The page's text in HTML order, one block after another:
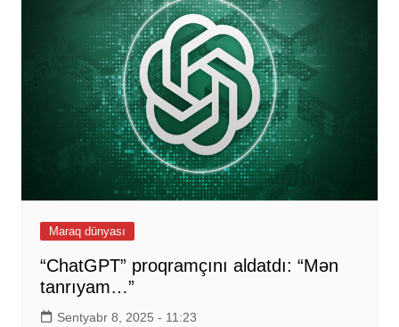
Maraq dünyası
“ChatGPT” proqramçını aldatdı: “Mən
tanrıyam…”
Sentyabr 8, 2025 - 11:23